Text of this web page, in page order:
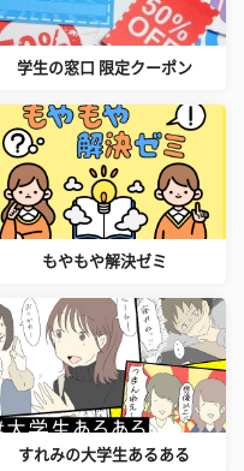
学生の窓口 限定クーポン
もやもや解決ゼミ
すれみの大学生あるある